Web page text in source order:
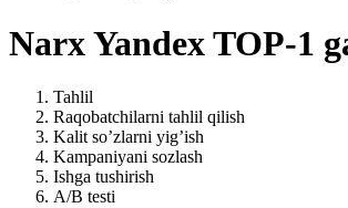
Narx Yandex TOP-1
Tahlil
Raqobatchilarni tahlil qilish
Kalit so’zlarni yig’ish
Kampaniyani sozlash
Ishga tushirish
A/B testi